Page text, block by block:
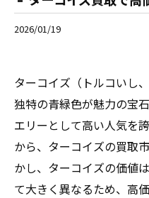
2026/01/19
ターコイズ（トルコいし
独特の青緑色が魅力の宝
エリーとして高い人気を
から、ターコイズの買取
かし、ターコイズの価値
て大きく異なるため、高